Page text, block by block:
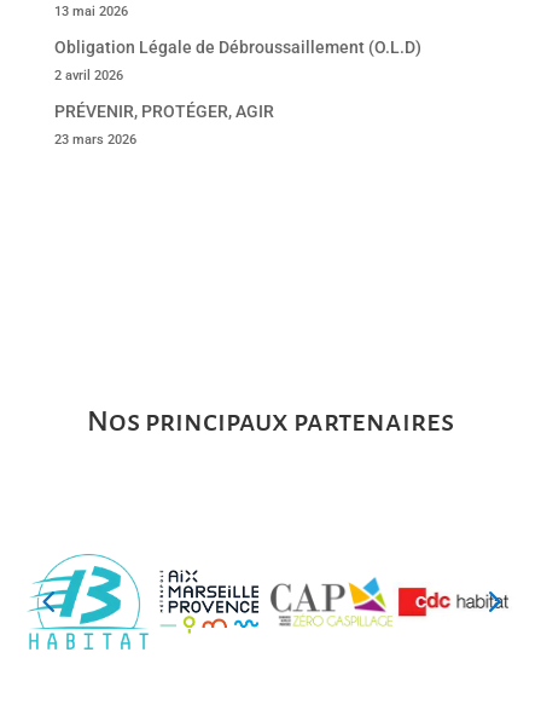
13 mai 2026
Obligation Légale de Débroussaillement (O.L.D)
2 avril 2026
PRÉVENIR, PROTÉGER, AGIR
23 mars 2026
Nos principaux partenaires